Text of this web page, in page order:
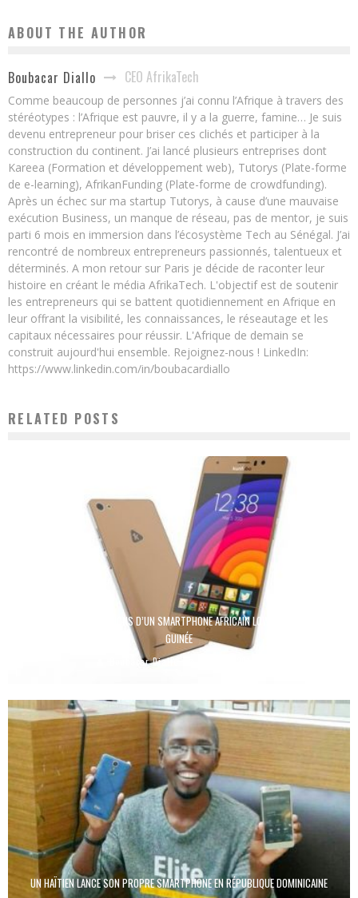
ABOUT THE AUTHOR
Boubacar Diallo CEO AfrikaTech
Comme beaucoup de personnes j’ai connu l’Afrique à travers des
stéréotypes : l’Afrique est pauvre, il y a la guerre, famine… Je suis
devenu entrepreneur pour briser ces clichés et participer à la
construction du continent. J’ai lancé plusieurs entreprises dont
Kareea (Formation et développement web), Tutorys (Plate-forme
de e-learning), AfrikanFunding (Plate-forme de crowdfunding).
Après un échec sur ma startup Tutorys, à cause d’une mauvaise
exécution Business, un manque de réseau, pas de mentor, je suis
parti 6 mois en immersion dans l’écosystème Tech au Sénégal. J’ai
rencontré de nombreux entrepreneurs passionnés, talentueux et
déterminés. A mon retour sur Paris je décide de raconter leur
histoire en créant le média AfrikaTech. L'objectif est de soutenir
les entrepreneurs qui se battent quotidiennement en Afrique en
leur offrant la visibilité, les connaissances, le réseautage et les
capitaux nécessaires pour réussir. L'Afrique de demain se
construit aujourd'hui ensemble. Rejoignez-nous ! LinkedIn:
https://www.linkedin.com/in/boubacardiallo
RELATED POSTS
KUNFABO : LES AMBITIONS D’UN SMARTPHONE AFRICAIN LOW-COST MADE IN
GUINÉE
Boubacar Diallo
UN HAÏTIEN LANCE SON PROPRE SMARTPHONE EN RÉPUBLIQUE DOMINICAINE